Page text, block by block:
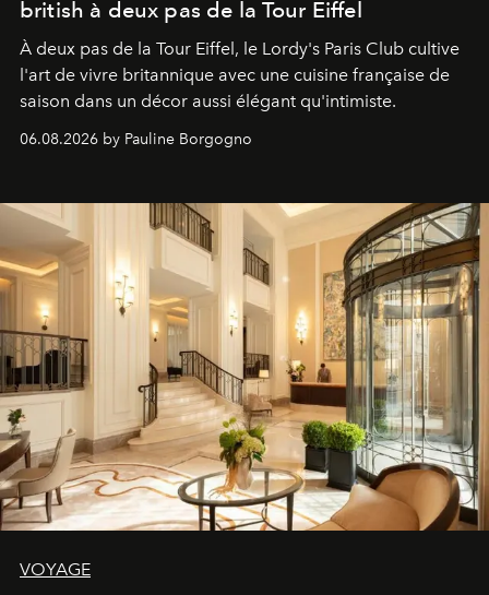
british à deux pas de la Tour Eiffel
À deux pas de la Tour Eiffel, le Lordy's Paris Club cultive
l'art de vivre britannique avec une cuisine française de
saison dans un décor aussi élégant qu'intimiste.
06.08.2026 by Pauline Borgogno
VOYAGE